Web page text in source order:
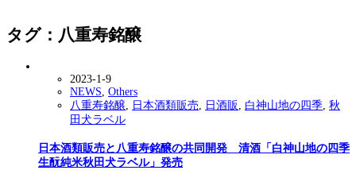
タグ：八重寿銘醸
2023-1-9
NEWS Others
八重寿銘醸
日本酒類販売 日酒販 白神山地の四季 秋
田犬ラベル
日本酒類販売と八重寿銘醸の共同開発 清酒「白神山地の四季
生酛純米秋田犬ラベル」発売